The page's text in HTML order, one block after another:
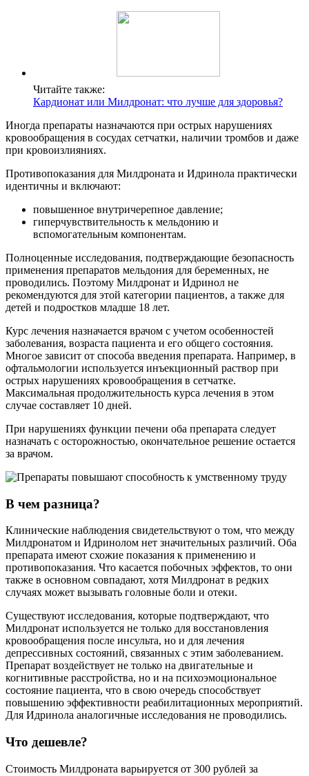
Читайте также:
Кардионат или Милдронат: что лучше для здоровья?
Иногда препараты назначаются при острых нарушениях
кровообращения в сосудах сетчатки, наличии тромбов и даже
при кровоизлияниях.
Противопоказания для Милдроната и Идринола практически
идентичны и включают:
повышенное внутричерепное давление;
гиперчувствительность к мельдонию и
вспомогательным компонентам.
Полноценные исследования, подтверждающие безопасность
применения препаратов мельдония для беременных, не
проводились. Поэтому Милдронат и Идринол не
рекомендуются для этой категории пациентов, а также для
детей и подростков младше 18 лет.
Курс лечения назначается врачом с учетом особенностей
заболевания, возраста пациента и его общего состояния.
Многое зависит от способа введения препарата. Например, в
офтальмологии используется инъекционный раствор при
острых нарушениях кровообращения в сетчатке.
Максимальная продолжительность курса лечения в этом
случае составляет 10 дней.
При нарушениях функции печени оба препарата следует
назначать с осторожностью, окончательное решение остается
за врачом.
В чем разница?
Клинические наблюдения свидетельствуют о том, что между
Милдронатом и Идринолом нет значительных различий. Оба
препарата имеют схожие показания к применению и
противопоказания. Что касается побочных эффектов, то они
также в основном совпадают, хотя Милдронат в редких
случаях может вызывать головные боли и отеки.
Существуют исследования, которые подтверждают, что
Милдронат используется не только для восстановления
кровообращения после инсульта, но и для лечения
депрессивных состояний, связанных с этим заболеванием.
Препарат воздействует не только на двигательные и
когнитивные расстройства, но и на психоэмоциональное
состояние пациента, что в свою очередь способствует
повышению эффективности реабилитационных мероприятий.
Для Идринола аналогичные исследования не проводились.
Что дешевле?
Стоимость Милдроната варьируется от 300 рублей за